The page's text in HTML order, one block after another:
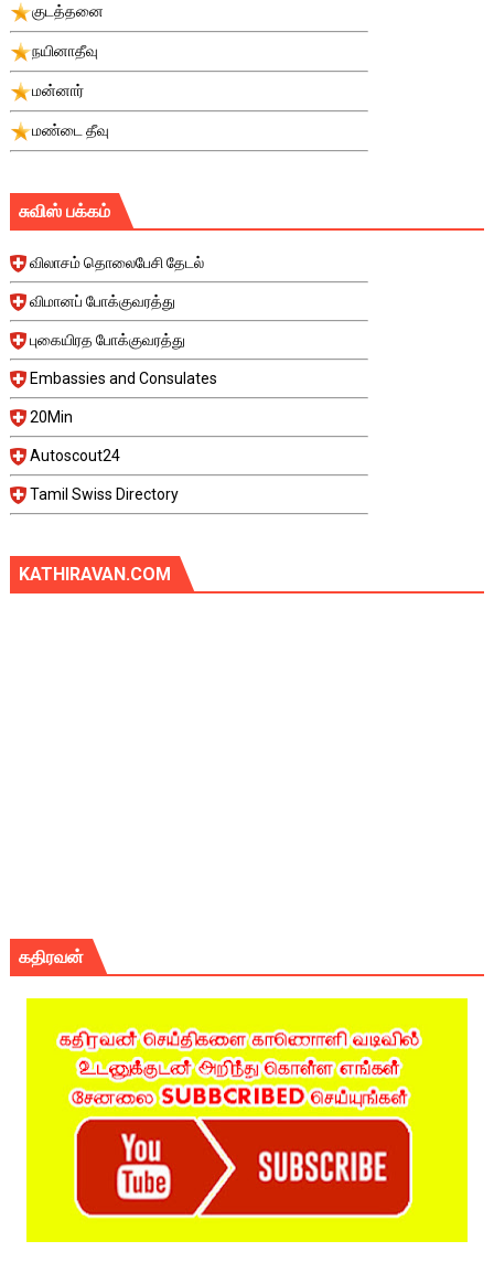
குடத்தனை
நயினாதீவு
மன்னார்
மண்டை தீவு
சுவிஸ் பக்கம்
விலாசம் தொலைபேசி தேடல்
விமானப் போக்குவரத்து
புகையிரத போக்குவரத்து
Embassies and Consulates
20Min
Autoscout24
Tamil Swiss Directory
KATHIRAVAN.COM
கதிரவன்